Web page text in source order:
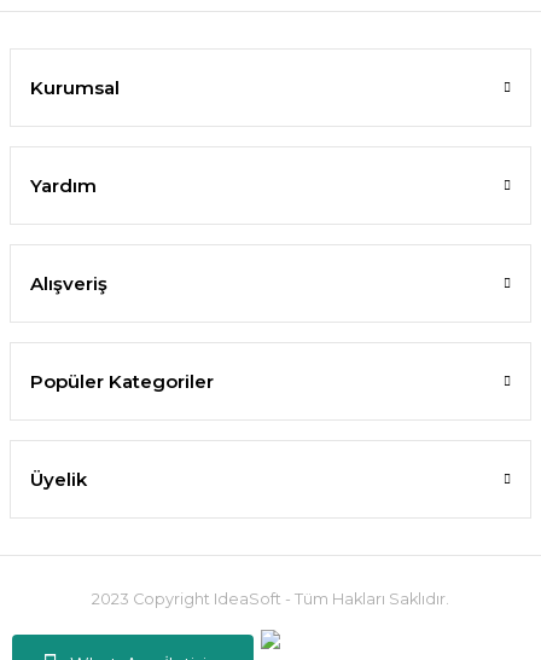
Kurumsal
Yardım
Alışveriş
Popüler Kategoriler
Üyelik
2023 Copyright IdeaSoft - Tüm Hakları Saklıdır.